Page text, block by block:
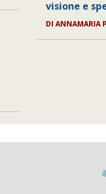
visione e
DI ANNAMARIA